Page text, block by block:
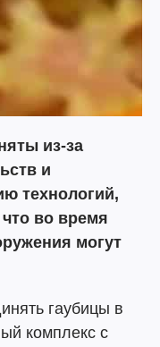
из-за
и
технологий,
во время
могут
гаубицы в
комплекс с